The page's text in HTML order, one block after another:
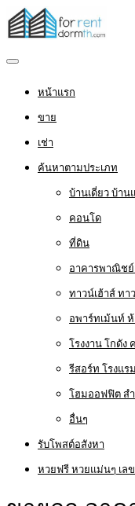
หน้าแรก
ขาย
เช่า
ค้นหาตามประเภท
บ้านเดี่ยว บ้าน
คอนโด
ที่ดิน
อาคารพาณิช
ทาวน์เฮ้าส์ ทา
อพาร์ทเม้นท์
โรงงาน โกดัง
รีสอร์ท โรงแรม
โฮมออฟฟิต ส
อื่นๆ
รับโพสต์อสังหา
หวยฟรี หวยแม่นๆ เล